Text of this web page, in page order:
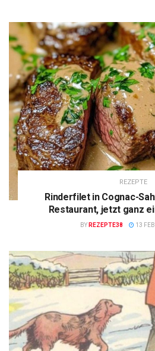
REZEPTE
Rinderfilet in Cognac-
Restaurant, jetzt ganz
BY REZEPTE38 13